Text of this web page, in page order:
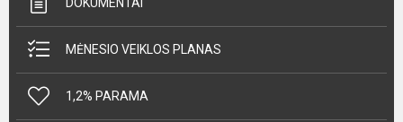
MĖNESIO VEIKLOS PLANAS
1,2% PARAMA